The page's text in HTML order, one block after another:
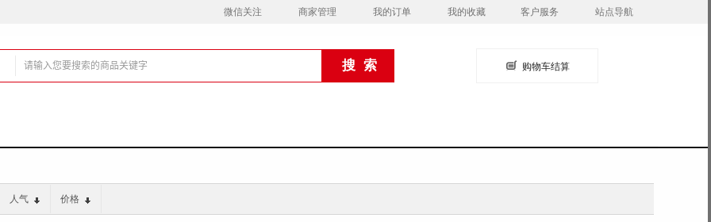
微信关注 商家管理 我的订单 我的收藏 客户服务 站点导航
购物车结算
人气 价格